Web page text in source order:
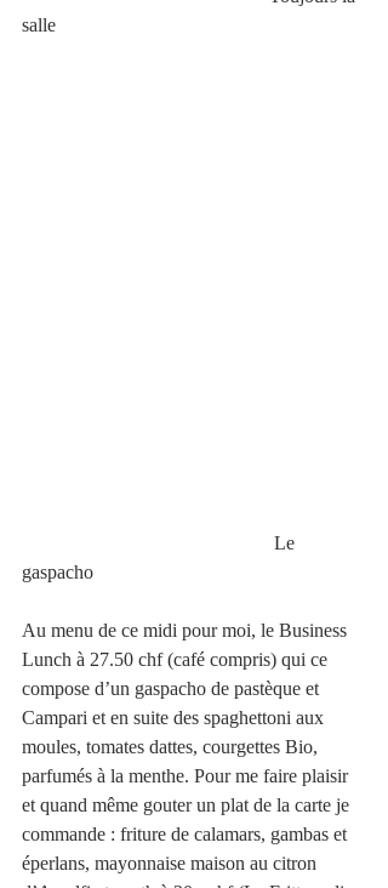
salle
gaspacho
Au menu de ce midi pour moi, le Business
Lunch à 27.50 chf (café compris) qui ce
compose d’un gaspacho de pastèque et
Campari et en suite des spaghettoni aux
moules, tomates dattes, courgettes Bio,
parfumés à la menthe. Pour me faire plaisir
et quand même gouter un plat de la carte je
commande : friture de calamars, gambas et
éperlans, mayonnaise maison au citron